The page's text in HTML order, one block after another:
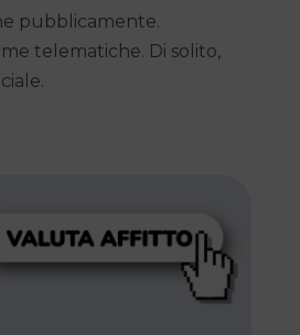
pubblicamente.
telematiche. Di solito,